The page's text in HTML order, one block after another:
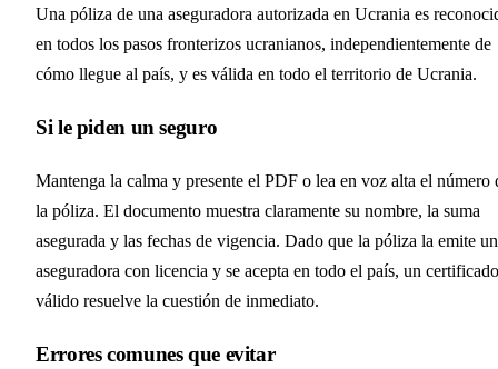
Una póliza de una aseguradora autorizada en Ucrania es
en todos los pasos fronterizos ucranianos, independientemente de
cómo llegue al país, y es válida en todo el territorio de Ucrania.
Si le piden un seguro
Mantenga la calma y presente el PDF o lea en voz alta el número
la póliza. El documento muestra claramente su nombre, la suma
asegurada y las fechas de vigencia. Dado que la póliza la emite
aseguradora con licencia y se acepta en todo el país, un certificado
válido resuelve la cuestión de inmediato.
Errores comunes que evitar